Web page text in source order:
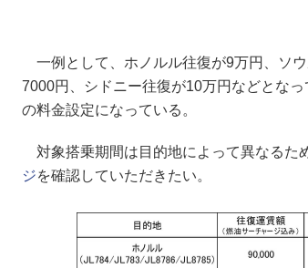
一例として、ホノルル往復が9万円、ソ
7000円、シドニー往復が10万円などとな
の料金設定になっている。
対象搭乗期間は目的地によって異なるた
ジを確認していただきたい。